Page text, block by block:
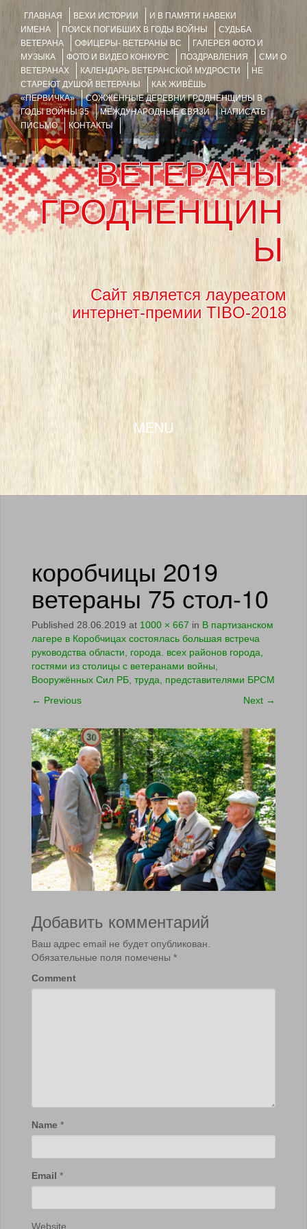
ГЛАВНАЯ ВЕХИ ИСТОРИИ
И В ПАМЯТИ НАВЕКИ
ИМЕНА
ПОИСК ПОГИБШИХ В ГОДЫ ВОЙНЫ
СУДЬБА
ВЕТЕРАНА
ОФИЦЕРЫ- ВЕТЕРАНЫ ВС
ГАЛЕРЕЯ ФОТО И
МУЗЫКА
ФОТО И ВИДЕО КОНКУРС ПОЗДРАВЛЕНИЯ
СМИ О
ВЕТЕРАНАХ
КАЛЕНДАРЬ ВЕТЕРАНСКОЙ МУДРОСТИ
НЕ
СТАРЕЮТ ДУШОЙ ВЕТЕРАНЫ
КАК ЖИВЁШЬ
«ПЕРВИЧКА»
СОЖЖЁННЫЕ ДЕРЕВНИ ГРОДНЕНЩИНЫ В
ГОДЫ ВОЙНЫ 35
МЕЖДУНАРОДНЫЕ СВЯЗИ
НАПИСАТЬ
ПИСЬМО
КОНТАКТЫ
ВЕТЕРАНЫ
ГРОДНЕНЩИН
Ы
Сайт является лауреатом
интернет-премии TIBO-2018
MENU
SKIP TO CONTENT
коробчицы 2019
ветераны 75 стол-10
Published 28.06.2019 at 1000 × 667 in В партизанском
лагере в Коробчицах состоялась большая встреча
руководства области, города. всех районов города,
гостями из столицы с ветеранами войны,
Вооружённых Сил РБ, труда, представителями БРСМ
← Previous Next →
Добавить комментарий
Ваш адрес email не будет опубликован.
Обязательные поля помечены *
Comment
Name *
Email *
Website